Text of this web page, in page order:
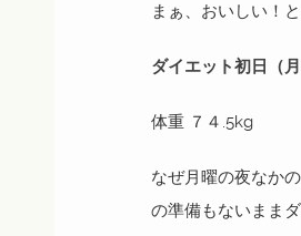
まぁ、おいしい！
ダイエット初日（月
体重 ７４.5kg
なぜ月曜の夜なか
の準備もないまま